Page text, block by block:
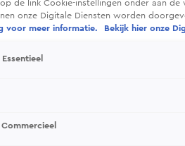
de link Cookie-instellingen onder aan de
onze Digitale Diensten worden
voor meer informatie.
Bekijk hier onze